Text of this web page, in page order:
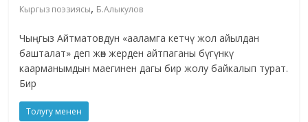
Кыргыз поэзиясы, Б.Алыкулов
Чыңгыз Айтматовдун «ааламга кетчү жол айылдан
башталат» деп жөн жерден айтпаганы бүгүнкү
каарманымдын маегинен дагы бир жолу байкалып турат.
Бир
Толугу менен